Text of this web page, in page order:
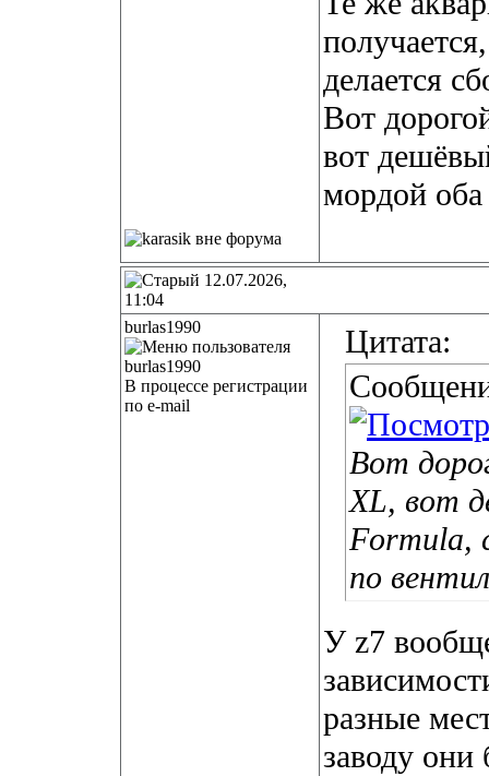
делается
Вот
вот
мордой
12.07.2026,
11:04
burlas1990
В процессе регистрации
по e-mail
Цитата:
Вот
XL, вот
Formula,
по
У z7
разные
заводу они